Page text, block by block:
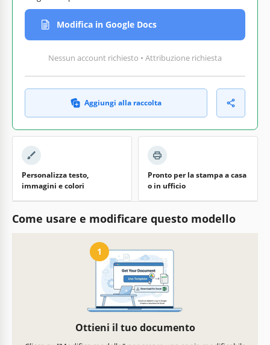
Modifica in Google Docs
Nessun account richiesto • Attribuzione richiesta
Aggiungi alla raccolta
Personalizza testo,
immagini e colori
Pronto per la stampa a casa
o in ufficio
Come usare e modificare questo modello
1
Ottieni il tuo documento